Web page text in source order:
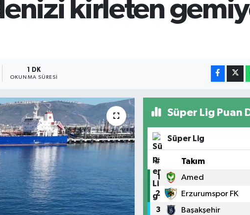
kirleten
1 DK
OKUNMA SÜRESI
Süper Lig Puan
Süper Lig
# Takım
1 Amed
2 Erzurumspor FK
3 Başakşehir